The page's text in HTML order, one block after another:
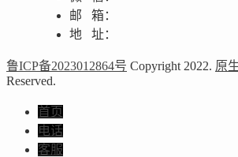
邮 箱：
地 址：
鲁ICP备2023012864号 Copyright 2022. 原
Reserved.
首页
电话
客服